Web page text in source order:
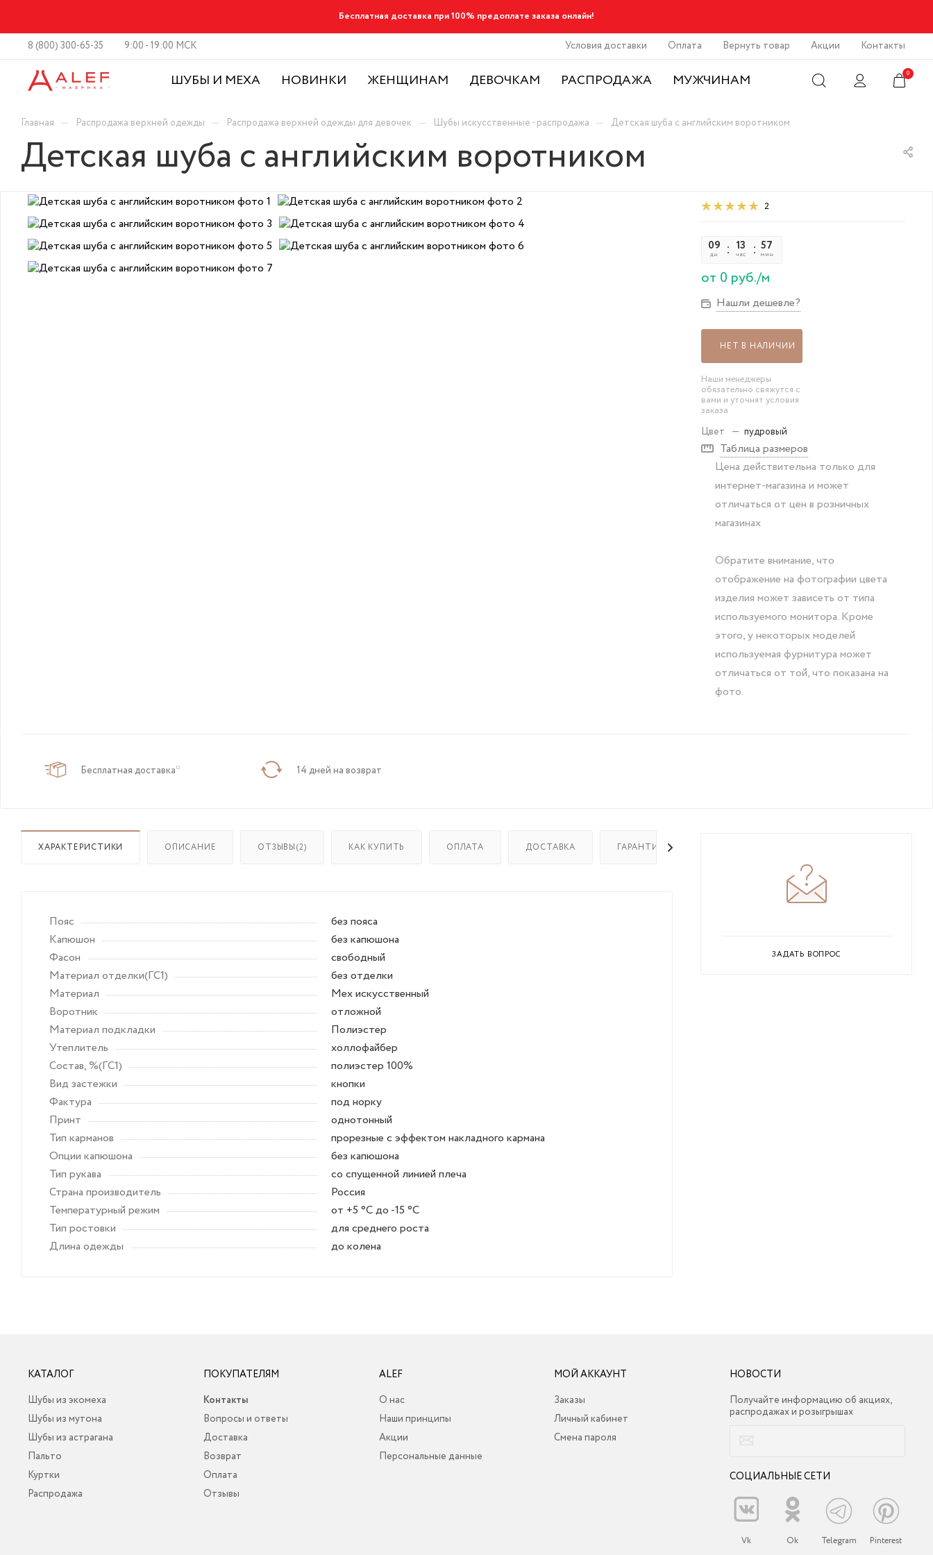
Бесплатная доставка при 100% предоплате заказа онлайн!
8 (800) 300-65-35 9:00 - 19:00 МСК Условия доставки Оплата Вернуть товар Акции Контакты
ШУБЫ И МЕХА НОВИНКИ ЖЕНЩИНАМ ДЕВОЧКАМ РАСПРОДАЖА МУЖЧИНАМ 0
Главная — Распродажа верхней одежды — Распродажа верхней одежды для девочек — Шубы искусственные - распродажа — Детская шуба с английским воротником
Детская шуба с английским воротником
2
09
дн
13
час
57
мин
от 0 руб./м
Нашли дешевле?
НЕТ В НАЛИЧИИ
Наши менеджеры
обязательно свяжутся с
вами и уточнят условия
заказа
Цвет — пудровый
Таблица размеров
Цена действительна только для
интернет-магазина и может
отличаться от цен в розничных
магазинах
Обратите внимание, что
отображение на фотографии цвета
изделия может зависеть от типа
используемого монитора. Кроме
этого, у некоторых моделей
используемая фурнитура может
отличаться от той, что показана на
фото.
Бесплатная доставка* 14 дней на возврат
ХАРАКТЕРИСТИКИ ОПИСАНИЕ ОТЗЫВЫ(2) КАК КУПИТЬ ОПЛАТА ДОСТАВКА ГАРАНТИЯ НА ТОВАР
Пояс
без пояса
Капюшон
без капюшона
Фасон
свободный
Материал отделки(ГС1)
без отделки
Материал
Мех искусственный
Воротник
отложной
Материал подкладки
Полиэстер
Утеплитель
холлофайбер
Состав, %(ГС1)
полиэстер 100%
Вид застежки
кнопки
Фактура
под норку
Принт
однотонный
Тип карманов
прорезные с эффектом накладного кармана
Опции капюшона
без капюшона
Тип рукава
со спущенной линией плеча
Страна производитель
Россия
Температурный режим
от +5 °C до -15 °C
Тип ростовки
для среднего роста
Длина одежды
до колена
ЗАДАТЬ ВОПРОС
КАТАЛОГ
Шубы из экомеха
Шубы из мутона
Шубы из астрагана
Пальто
Куртки
Распродажа
ПОКУПАТЕЛЯМ
Контакты
Вопросы и ответы
Доставка
Возврат
Оплата
Отзывы
ALEF
О нас
Наши принципы
Акции
Персональные данные
МОЙ АККАУНТ
Заказы
Личный кабинет
Смена пароля
НОВОСТИ
Получайте информацию об акциях,
распродажах и розыгрышах
СОЦИАЛЬНЫЕ СЕТИ
Vk Ok Telegram Pinterest